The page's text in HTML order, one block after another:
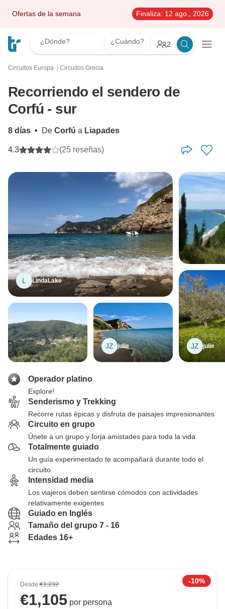
Ofertas de la semana Finaliza: 12 ago., 2026
¿Dónde? ¿Cuándo? 2
Circuitos Europa 〉 Circuitos Grecia
Recorriendo el sendero de
Corfú - sur
8 días • De Corfú a Liapades
4.3 (25 reseñas)
L LindaLake
JZ julie JZ julie
Operador platino
Explore!
Senderismo y Trekking
Recorre rutas épicas y disfruta de paisajes impresionantes
Circuito en grupo
Únete a un grupo y forja amistades para toda la vida
Totalmente guiado
Un guía experimentado te acompañará durante todo el
circuito
Intensidad media
Los viajeros deben sentirse cómodos con actividades
relativamente exigentes
Guiado en Inglés
Tamaño del grupo 7 - 16
Edades 16+
Desde€1,232 -10%
€1,105 por persona